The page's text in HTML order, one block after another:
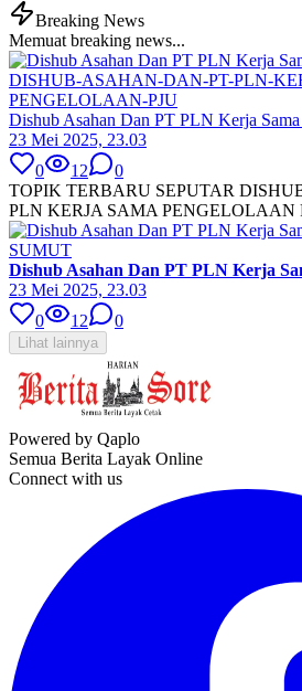
Breaking News
Memuat breaking news...
DISHUB-ASAHAN-DAN-PT-PLN-
PENGELOLAAN-PJU
Dishub Asahan Dan PT PLN Kerja
23 Mei 2025, 23.03
0
12
0
TOPIK TERBARU SEPUTAR
PLN KERJA SAMA PENGELOLAAN
SUMUT
Dishub Asahan Dan PT PLN Kerja
23 Mei 2025, 23.03
0
12 0
Lihat lainnya
Powered by Qaplo
Semua Berita Layak Online
Connect with us